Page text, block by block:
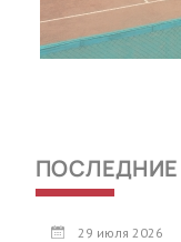
29 июля 2026